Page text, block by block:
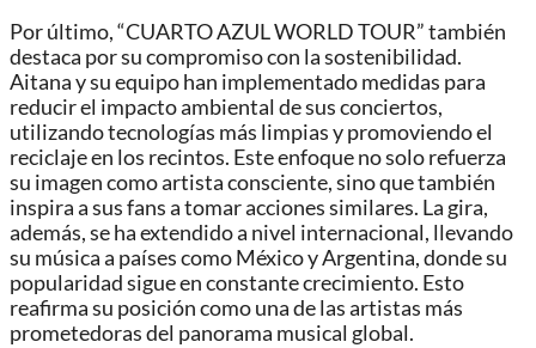
Por último, “CUARTO AZUL WORLD TOUR” también
destaca por su compromiso con la sostenibilidad.
Aitana y su equipo han implementado medidas para
reducir el impacto ambiental de sus conciertos,
utilizando tecnologías más limpias y promoviendo el
reciclaje en los recintos. Este enfoque no solo refuerza
su imagen como artista consciente, sino que también
inspira a sus fans a tomar acciones similares. La gira,
además, se ha extendido a nivel internacional, llevando
su música a países como México y Argentina, donde su
popularidad sigue en constante crecimiento. Esto
reafirma su posición como una de las artistas más
prometedoras del panorama musical global.